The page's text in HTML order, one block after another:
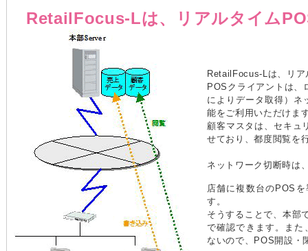
RetailFocus-Lは、リアルタイム
RetailFocus-Lは、リ
POSクライアントは、
によりデータ取得）ネ
能をご利用いただけま
顧客マスタは、セキュ
せており、都度閲覧を
ネットワーク切断時は
店舗に複数台のPOS
す。
そうすることで、本部
で確認できます。ま
ないので、POS開設・